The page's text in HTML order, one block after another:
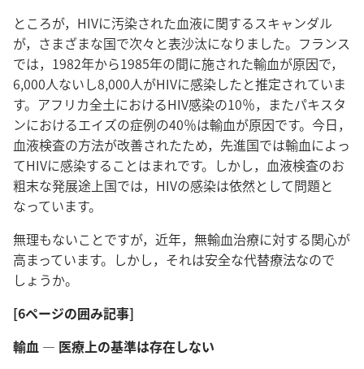
ところが，HIVに汚染された血液に関するスキャンダル
が，さまざまな国で次々と表沙汰になりました。フランス
では，1982年から1985年の間に施された輸血が原因で，
6,000人ないし8,000人がHIVに感染したと推定されていま
す。アフリカ全土におけるHIV感染の10％，またパキスタ
ンにおけるエイズの症例の40％は輸血が原因です。今日，
血液検査の方法が改善されたため，先進国では輸血によっ
てHIVに感染することはまれです。しかし，血液検査のお
粗末な発展途上国では，HIVの感染は依然として問題と
なっています。
無理もないことですが，近年，無輸血治療に対する関心が
高まっています。しかし，それは安全な代替療法なので
しょうか。
[6ページの囲み記事]
輸血 ― 医療上の基準は存在しない